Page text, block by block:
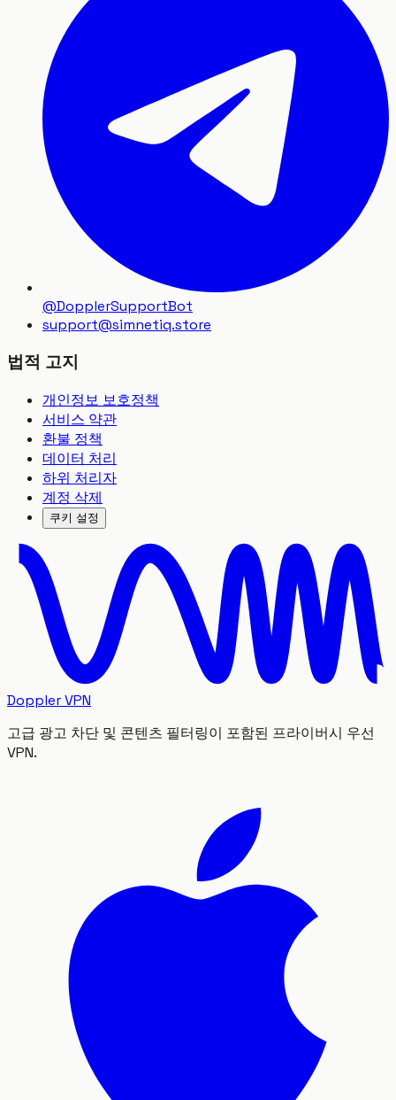
@DopplerSupportBot
support@simnetiq.store
법적 고지
개인정보 보호정책
서비스 약관
환불 정책
데이터 처리
하위 처리자
계정 삭제
쿠키 설정
Doppler VPN
고급 광고 차단 및 콘텐츠 필터링이 포함된 프라이버시 우선
VPN.